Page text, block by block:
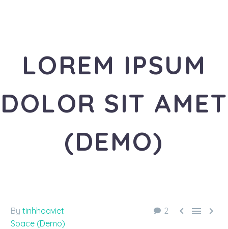
LOREM IPSUM
DOLOR SIT AMET
(DEMO)
2   
By tinhhoaviet
Space (Demo)